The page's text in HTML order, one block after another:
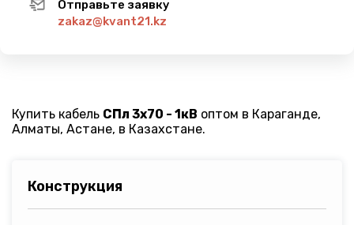
Отправьте заявку
zakaz@kvant21.kz
Купить кабель СПл 3х70 - 1кВ оптом в Караганде,
Алматы, Астане, в Казахстане.
Конструкция